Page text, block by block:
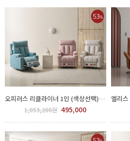
오피러스 리클라이너 1인 (색상선택) GSJ 1300-02
1,053,200원 495,000